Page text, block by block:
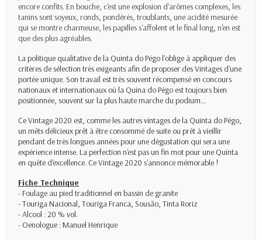
encore confits. En bouche, c'est une explosion d'arômes complexes, les
tanins sont soyeux, ronds, pondérés, troublants, une acidité mesurée
qui se montre charmeuse, les papilles s'affolent et le final long, n'en est
que des plus agréables.
La politique qualitative de la Quinta do Pégo l'oblige à appliquer des
critères de sélection très exigeants afin de proposer des Vintages d'une
portée unique. Son travail est très souvent récompensé en concours
nationaux et internationaux où la Quina do Pégo est toujours bien
positionnée, souvent sur la plus haute marche du podium...
Ce Vintage 2020 est, comme les autres vintages de la Quinta do Pégo,
un mêts délicieux prêt à être consommé de suite ou prêt à vieillir
pendant de très longues années pour une dégustation qui sera une
expérience intense. La perfection n'est pas un fin mot pour une Quinta
en quête d'excellence. Ce Vintage 2020 s'annonce mémorable !
Fiche Technique
- Foulage au pied traditionnel en bassin de granite
- Touriga Nacional, Touriga Franca, Sousão, Tinta Roriz
- Alcool : 20 % vol.
- Oenologue : Manuel Henrique